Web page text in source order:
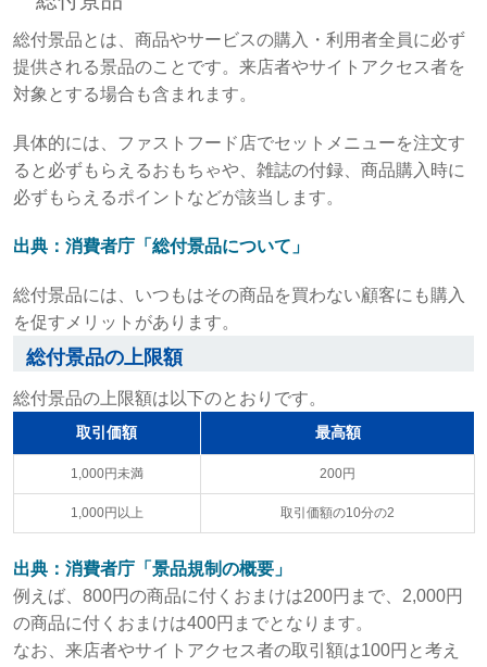
総付景品とは、商品やサービスの購入・利用者全員に必ず
提供される景品のことです。来店者やサイトアクセス者を
対象とする場合も含まれます。
具体的には、ファストフード店でセットメニューを注文す
ると必ずもらえるおもちゃや、雑誌の付録、商品購入時に
必ずもらえるポイントなどが該当します。
出典：消費者庁「総付景品について」
総付景品には、いつもはその商品を買わない顧客にも購入
を促すメリットがあります。
総付景品の上限額
総付景品の上限額は以下のとおりです。
取引価額 最高額
1,000円未満 200円
1,000円以上 取引価額の10分の2
出典：消費者庁「景品規制の概要」
例えば、800円の商品に付くおまけは200円まで、2,000円
の商品に付くおまけは400円までとなります。
なお、来店者やサイトアクセス者の取引額は100円と考え